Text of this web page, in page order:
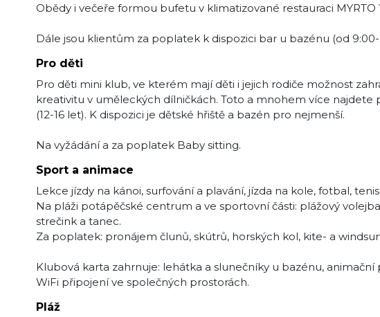
Obědy i večeře formou bufetu v klimatizované restauraci
Dále jsou klientům za poplatek k dispozici bar u bazénu (od
Pro děti
Pro děti mini klub, ve kterém mají děti i jejich rodiče možnost
kreativitu v uměleckých dílničkách. Toto a mnohem více
(12-16 let). K dispozici je dětské hřiště a bazén pro nejmenší.
Na vyžádání a za poplatek Baby sitting.
Sport a animace
Lekce jízdy na kánoi, surfování a plavání, jízda na kole, fotbal,
Na pláži potápěčské centrum a ve sportovní části: plážový
strečink a tanec.
Za poplatek: pronájem člunů, skútrů, horských kol, kite- a
Klubová karta zahrnuje: lehátka a slunečníky u bazénu,
WiFi připojení ve společných prostorách.
Pláž